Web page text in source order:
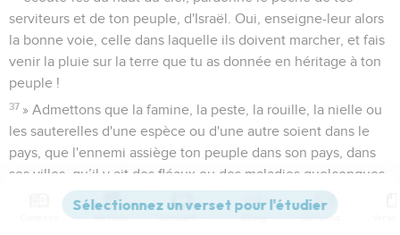
serviteurs et de ton peuple, d'Israël. Oui, enseigne-leur alors
la bonne voie, celle dans laquelle ils doivent marcher, et fais
venir la pluie sur la terre que tu as donnée en héritage à ton
peuple !
37 » Admettons que la famine, la peste, la rouille, la nielle ou
les sauterelles d'une espèce ou d'une autre soient dans le
pays, que l'ennemi assiège ton peuple dans son pays, dans
ses villes, qu’il y ait des fléaux ou des maladies quelconques.
Si qui que ce soit, si tout ton peuple, Israël, fait alors
entendre des prières et des supplications parce qu’il
Versions Commentaires Strong